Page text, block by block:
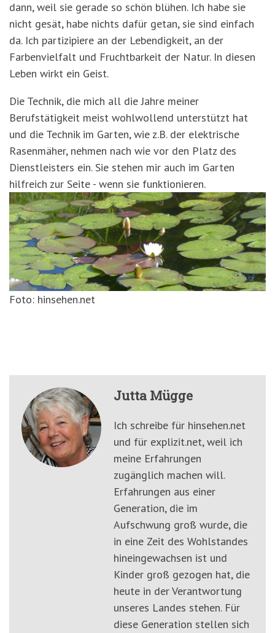
dann, weil sie gerade so schön blühen. Ich habe sie
nicht gesät, habe nichts dafür getan, sie sind einfach
da. Ich partizipiere an der Lebendigkeit, an der
Farbenvielfalt und Fruchtbarkeit der Natur. In diesen
Leben wirkt ein Geist.
Die Technik, die mich all die Jahre meiner
Berufstätigkeit meist wohlwollend unterstützt hat
und die Technik im Garten, wie z.B. der elektrische
Rasenmäher, nehmen nach wie vor den Platz des
Dienstleisters ein. Sie stehen mir auch im Garten
hilfreich zur Seite - wenn sie funktionieren.
Foto: hinsehen.net
Jutta Mügge
Ich schreibe für hinsehen.net
und für explizit.net, weil ich
meine Erfahrungen
zugänglich machen will.
Erfahrungen aus einer
Generation, die im
Aufschwung groß wurde, die
in eine Zeit des Wohlstandes
hineingewachsen ist und
Kinder groß gezogen hat, die
heute in der Verantwortung
unseres Landes stehen. Für
diese Generation stellen sich